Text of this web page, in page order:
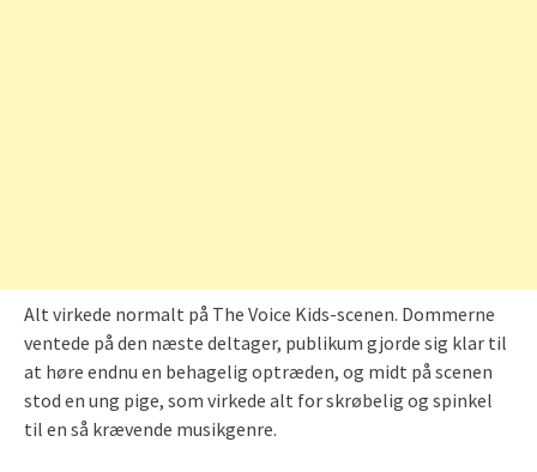
Alt virkede normalt på The Voice Kids-scenen. Dommerne
ventede på den næste deltager, publikum gjorde sig klar til
at høre endnu en behagelig optræden, og midt på scenen
stod en ung pige, som virkede alt for skrøbelig og spinkel
til en så krævende musikgenre.